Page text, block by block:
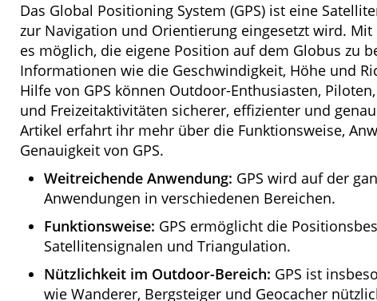
Das Global Positioning System (GPS) ist eine
zur Navigation und Orientierung eingesetzt wird. Mit
es möglich, die eigene Position auf dem Globus zu
Informationen wie die Geschwindigkeit, Höhe und
Hilfe von GPS können Outdoor-Enthusiasten,
und Freizeitaktivitäten sicherer, effizienter und
Artikel erfahrt ihr mehr über die Funktionsweise,
Genauigkeit von GPS.
Weitreichende Anwendung: GPS wird auf der
Anwendungen in verschiedenen Bereichen.
Funktionsweise: GPS ermöglicht die
Satellitensignalen und Triangulation.
Nützlichkeit im Outdoor-Bereich: GPS ist
wie Wanderer, Bergsteiger und Geocacher